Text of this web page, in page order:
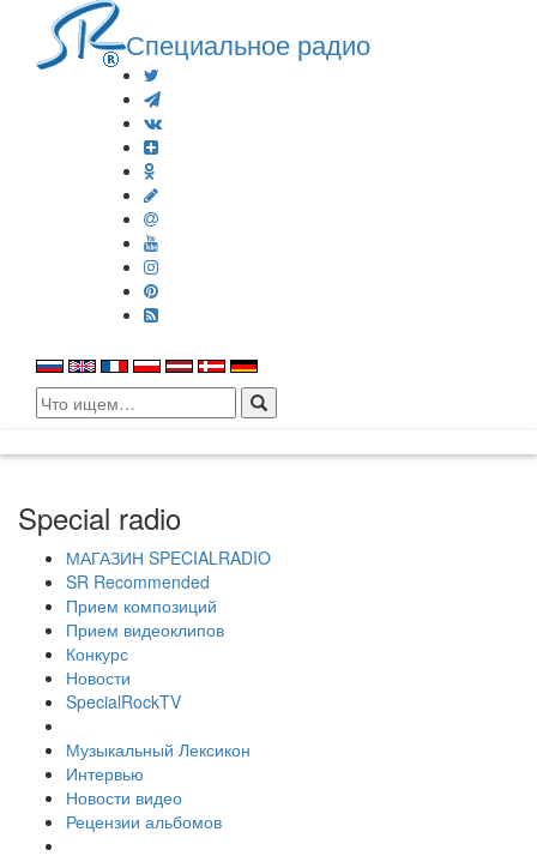
Специальное радио
Search
for:
Special radio
МАГАЗИН SPECIALRADIO
SR Recommended
Прием композиций
Прием видеоклипов
Конкурс
Новости
SpecialRockTV
Музыкальный Лексикон
Интервью
Новости видео
Рецензии альбомов